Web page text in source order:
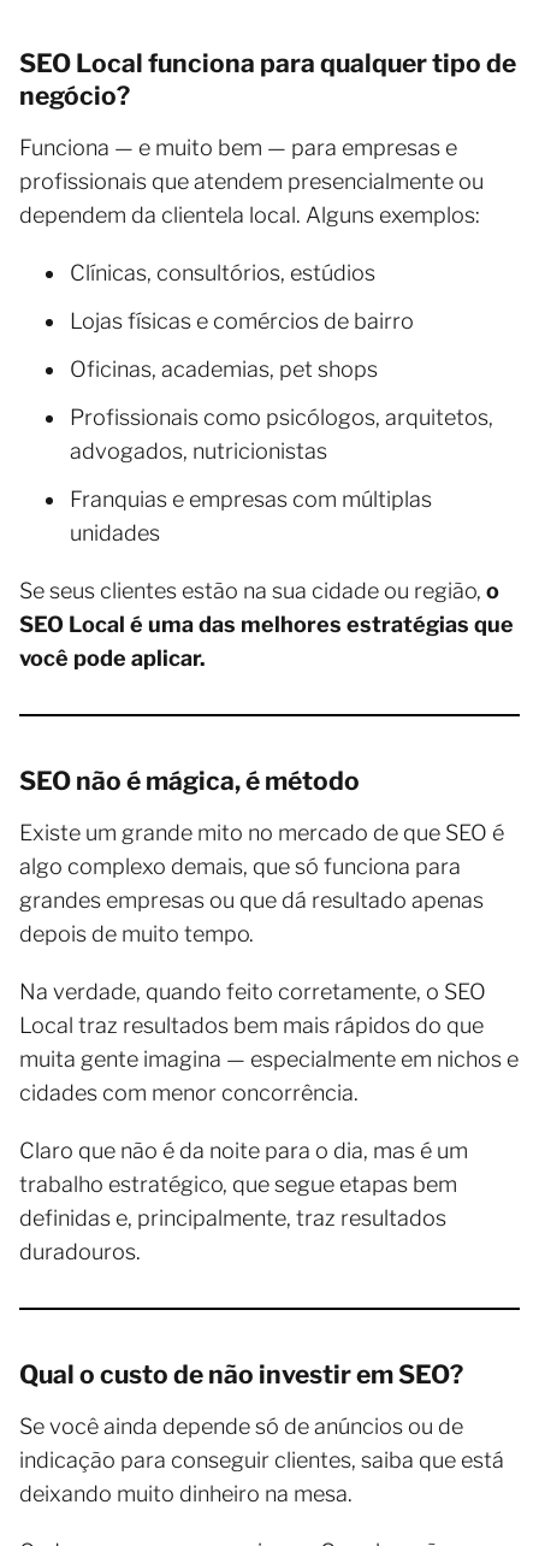
SEO Local funciona para qualquer tipo de
negócio?
Funciona — e muito bem — para empresas e
profissionais que atendem presencialmente ou
dependem da clientela local. Alguns exemplos:
Clínicas, consultórios, estúdios
Lojas físicas e comércios de bairro
Oficinas, academias, pet shops
Profissionais como psicólogos, arquitetos,
advogados, nutricionistas
Franquias e empresas com múltiplas
unidades
Se seus clientes estão na sua cidade ou região, o
SEO Local é uma das melhores estratégias que
você pode aplicar.
SEO não é mágica, é método
Existe um grande mito no mercado de que SEO é
algo complexo demais, que só funciona para
grandes empresas ou que dá resultado apenas
depois de muito tempo.
Na verdade, quando feito corretamente, o SEO
Local traz resultados bem mais rápidos do que
muita gente imagina — especialmente em nichos e
cidades com menor concorrência.
Claro que não é da noite para o dia, mas é um
trabalho estratégico, que segue etapas bem
definidas e, principalmente, traz resultados
duradouros.
Qual o custo de não investir em SEO?
Se você ainda depende só de anúncios ou de
indicação para conseguir clientes, saiba que está
deixando muito dinheiro na mesa.